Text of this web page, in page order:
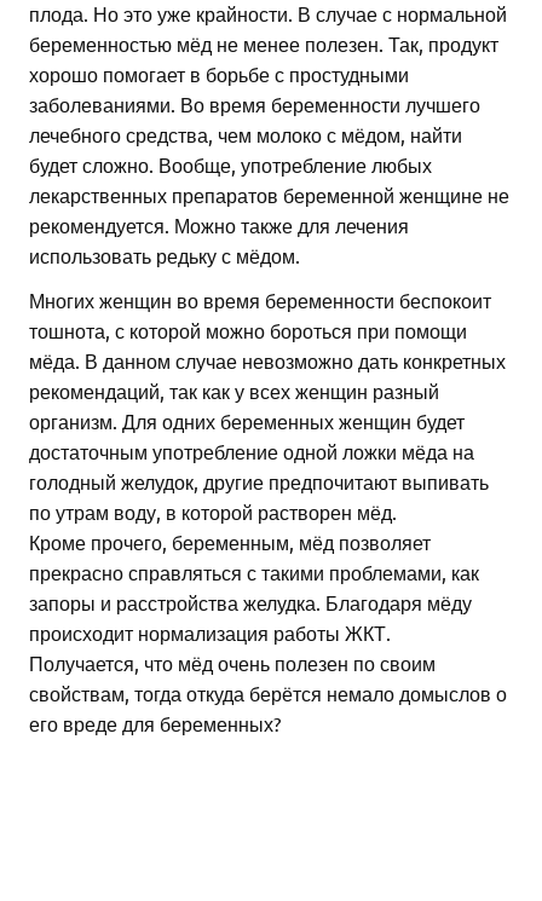
плода. Но это уже крайности. В случае с нормальной
беременностью мёд не менее полезен. Так, продукт
хорошо помогает в борьбе с простудными
заболеваниями. Во время беременности лучшего
лечебного средства, чем молоко с мёдом, найти
будет сложно. Вообще, употребление любых
лекарственных препаратов беременной женщине не
рекомендуется. Можно также для лечения
использовать редьку с мёдом.
Многих женщин во время беременности беспокоит
тошнота, с которой можно бороться при помощи
мёда. В данном случае невозможно дать конкретных
рекомендаций, так как у всех женщин разный
организм. Для одних беременных женщин будет
достаточным употребление одной ложки мёда на
голодный желудок, другие предпочитают выпивать
по утрам воду, в которой растворен мёд.
Кроме прочего, беременным, мёд позволяет
прекрасно справляться с такими проблемами, как
запоры и расстройства желудка. Благодаря мёду
происходит нормализация работы ЖКТ.
Получается, что мёд очень полезен по своим
свойствам, тогда откуда берётся немало домыслов о
его вреде для беременных?